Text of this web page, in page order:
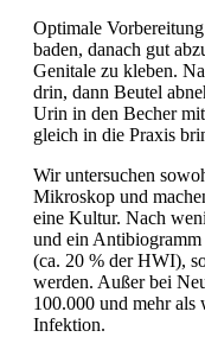
Optimale
baden, danach gut
Genitale zu kleben.
drin, dann Beutel
Urin in den Becher
gleich in die Praxis
Wir untersuchen
Mikroskop und
eine Kultur. Nach
und ein
(ca. 20 % der HWI),
werden. Außer bei
100.000 und mehr als
Infektion.